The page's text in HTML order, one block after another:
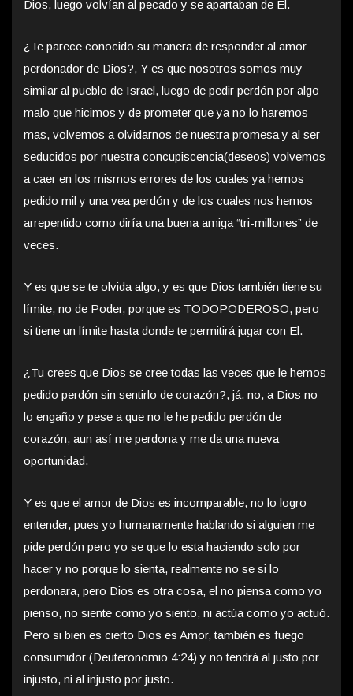
Dios, luego volvían al pecado y se apartaban de El.
¿Te parece conocido su manera de responder al amor
perdonador de Dios?, Y es que nosotros somos muy
similar al pueblo de Israel, luego de pedir perdón por algo
malo que hicimos y de prometer que ya no lo haremos
mas, volvemos a olvidarnos de nuestra promesa y al ser
seducidos por nuestra concupiscencia(deseos) volvemos
a caer en los mismos errores de los cuales ya hemos
pedido mil y una vea perdón y de los cuales nos hemos
arrepentido como diría una buena amiga “tri-millones” de
veces.
Y es que se te olvida algo, y es que Dios también tiene su
límite, no de Poder, porque es TODOPODEROSO, pero
si tiene un límite hasta donde te permitirá jugar con El.
¿Tu crees que Dios se cree todas las veces que le hemos
pedido perdón sin sentirlo de corazón?, já, no, a Dios no
lo engaño y pese a que no le he pedido perdón de
corazón, aun así me perdona y me da una nueva
oportunidad.
Y es que el amor de Dios es incomparable, no lo logro
entender, pues yo humanamente hablando si alguien me
pide perdón pero yo se que lo esta haciendo solo por
hacer y no porque lo sienta, realmente no se si lo
perdonara, pero Dios es otra cosa, el no piensa como yo
pienso, no siente como yo siento, ni actúa como yo actuó.
Pero si bien es cierto Dios es Amor, también es fuego
consumidor (Deuteronomio 4:24) y no tendrá al justo por
injusto, ni al injusto por justo.